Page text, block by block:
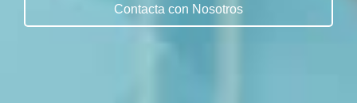
Contacta con Nosotros